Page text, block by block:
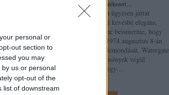
personal or
out section to
you may
us or personal
opt-out of the
list of downstream
A magnószalag végül jobban emlékezett…
A demokrácia meglehetősen ügyesen juttat
embereket hatalomra. Annál kevésbé elegáns,
amikor menet közben kellene beismernie, hogy
talán jobb volna nélkülük. 1974.augusztus 8-án
Richard Nixon bejelentette lemondását. Watergate
megtette a magáét, az intézmények végül
megmozdultak — és akadt egy…
alexbuday50plus.blog.hu